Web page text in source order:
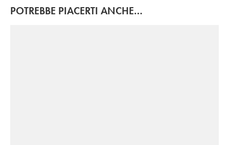
POTREBBE PIACERTI ANCHE…